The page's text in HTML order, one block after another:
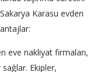
Karasu evden
eve nakliyat firmaları,
Ekipler,